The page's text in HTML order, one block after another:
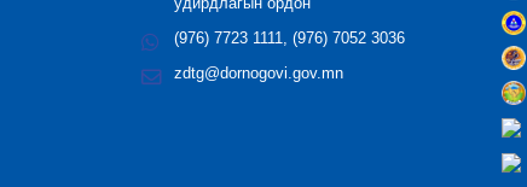
удирдлагын ордон
(976) 7723 1111, (976) 7052 3036
zdtg@dornogovi.gov.mn